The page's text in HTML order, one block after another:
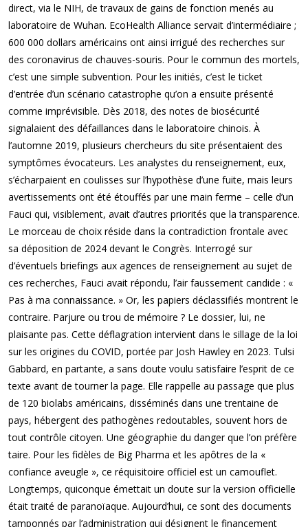
direct, via le NIH, de travaux de gains de fonction menés au
laboratoire de Wuhan. EcoHealth Alliance servait d’intermédiaire ;
600 000 dollars américains ont ainsi irrigué des recherches sur
des coronavirus de chauves-souris. Pour le commun des mortels,
c’est une simple subvention. Pour les initiés, c’est le ticket
d’entrée d’un scénario catastrophe qu’on a ensuite présenté
comme imprévisible. Dès 2018, des notes de biosécurité
signalaient des défaillances dans le laboratoire chinois. À
l’automne 2019, plusieurs chercheurs du site présentaient des
symptômes évocateurs. Les analystes du renseignement, eux,
s’écharpaient en coulisses sur l’hypothèse d’une fuite, mais leurs
avertissements ont été étouffés par une main ferme – celle d’un
Fauci qui, visiblement, avait d’autres priorités que la transparence.
Le morceau de choix réside dans la contradiction frontale avec
sa déposition de 2024 devant le Congrès. Interrogé sur
d’éventuels briefings aux agences de renseignement au sujet de
ces recherches, Fauci avait répondu, l’air faussement candide : «
Pas à ma connaissance. » Or, les papiers déclassifiés montrent le
contraire. Parjure ou trou de mémoire ? Le dossier, lui, ne
plaisante pas. Cette déflagration intervient dans le sillage de la loi
sur les origines du COVID, portée par Josh Hawley en 2023. Tulsi
Gabbard, en partante, a sans doute voulu satisfaire l’esprit de ce
texte avant de tourner la page. Elle rappelle au passage que plus
de 120 biolabs américains, disséminés dans une trentaine de
pays, hébergent des pathogènes redoutables, souvent hors de
tout contrôle citoyen. Une géographie du danger que l’on préfère
taire. Pour les fidèles de Big Pharma et les apôtres de la «
confiance aveugle », ce réquisitoire officiel est un camouflet.
Longtemps, quiconque émettait un doute sur la version officielle
était traité de paranoïaque. Aujourd’hui, ce sont des documents
tamponnés par l’administration qui désignent le financement